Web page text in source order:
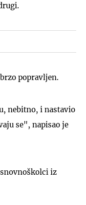
popravljen.
nebitno, i nastavio
se", napisao je
iz